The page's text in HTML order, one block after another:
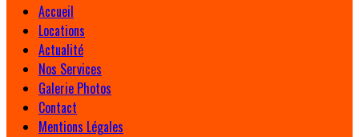
Accueil
Locations
Actualité
Nos Services
Galerie Photos
Contact
Mentions Légales